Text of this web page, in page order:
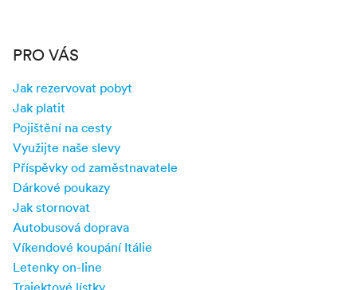
PRO VÁS
Jak rezervovat pobyt
Jak platit
Pojištění na cesty
Využijte naše slevy
Příspěvky od zaměstnavatele
Dárkové poukazy
Jak stornovat
Autobusová doprava
Víkendové koupání Itálie
Letenky on-line
Trajektové lístky